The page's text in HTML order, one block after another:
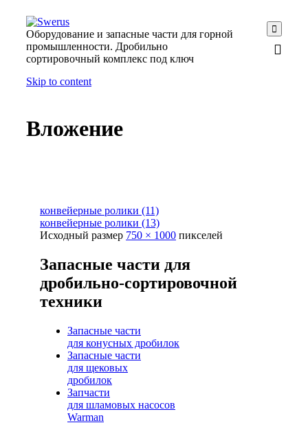
Оборудование и запасные части для горной
промышленности. Дробильно
сортировочный комплекс под ключ

Skip to content
Вложение
конвейерные ролики (11)
конвейерные ролики (13)
Исходный размер 750 × 1000 пикселей
Запасные части для
дробильно-сортировочной
техники
Запасные части
для конусных дробилок
Запасные части
для щековых
дробилок
Запчасти
для шламовых насосов
Warman